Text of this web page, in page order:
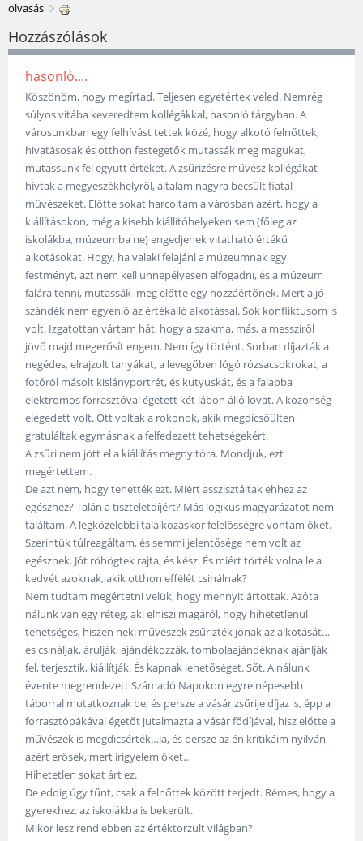
olvasás
Hozzászólások
hasonló....
Köszönöm, hogy megírtad. Teljesen egyetértek veled. Nemrég
súlyos vitába keveredtem kollégákkal, hasonló tárgyban. A
városunkban egy felhívást tettek közé, hogy alkotó felnőttek,
hivatásosak és otthon festegetők mutassák meg magukat,
mutassunk fel együtt értéket. A zsűrizésre művész kollégákat
hívtak a megyeszékhelyről, általam nagyra becsült fiatal
művészeket. Előtte sokat harcoltam a városban azért, hogy a
kiállításokon, még a kisebb kiállítóhelyeken sem (főleg az
iskolákba, múzeumba ne) engedjenek vitatható értékű
alkotásokat. Hogy, ha valaki felajánl a múzeumnak egy
festményt, azt nem kell ünnepélyesen elfogadni, és a múzeum
falára tenni, mutassák meg előtte egy hozzáértőnek. Mert a jó
szándék nem egyenlő az értékálló alkotással. Sok konfliktusom is
volt. Izgatottan vártam hát, hogy a szakma, más, a messziről
jövő majd megerősít engem. Nem így történt. Sorban díjazták a
negédes, elrajzolt tanyákat, a levegőben lógó rózsacsokrokat, a
fotóról másolt kislányportrét, és kutyuskát, és a falapba
elektromos forrasztóval égetett két lábon álló lovat. A közönség
elégedett volt. Ott voltak a rokonok, akik megdicsőülten
gratuláltak egymásnak a felfedezett tehetségekért.
A zsűri nem jött el a kiállítás megnyitóra. Mondjuk, ezt
megértettem.
De azt nem, hogy tehették ezt. Miért asszisztáltak ehhez az
egészhez? Talán a tiszteletdíjért? Más logikus magyarázatot nem
találtam. A legközelebbi találkozáskor felelősségre vontam őket.
Szerintük túlreagáltam, és semmi jelentősége nem volt az
egésznek. Jót röhögtek rajta, és kész. És miért törték volna le a
kedvét azoknak, akik otthon effélét csinálnak?
Nem tudtam megértetni velük, hogy mennyit ártottak. Azóta
nálunk van egy réteg, aki elhiszi magáról, hogy hihetetlenül
tehetséges, hiszen neki művészek zsűrizték jónak az alkotását…
és csinálják, árulják, ajándékozzák, tombolaajándéknak ajánlják
fel, terjesztik, kiállítják. És kapnak lehetőséget. Sőt. A nálunk
évente megrendezett Számadó Napokon egyre népesebb
táborral mutatkoznak be, és persze a vásár zsűrije díjaz is, épp a
forrasztópákával égetőt jutalmazta a vásár fődíjával, hisz előtte a
művészek is megdicsérték…Ja, és persze az én kritikáim nyilván
azért erősek, mert irigyelem őket…
Hihetetlen sokat árt ez.
De eddig úgy tűnt, csak a felnőttek között terjedt. Rémes, hogy a
gyerekhez, az iskolákba is bekerült.
Mikor lesz rend ebben az értéktorzult világban?